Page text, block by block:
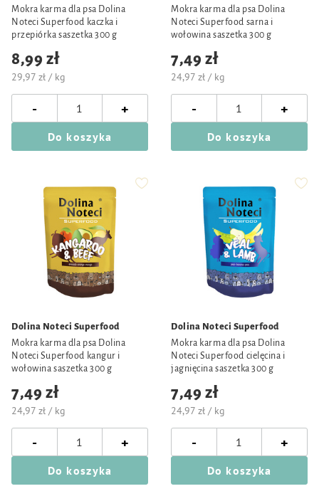
Mokra karma dla psa Dolina
Noteci Superfood kaczka i
przepiórka saszetka 300 g
8,99 zł
29,97 zł / kg
- +
Do koszyka
Mokra karma dla psa Dolina
Noteci Superfood sarna i
wołowina saszetka 300 g
7,49 zł
24,97 zł / kg
- +
Do koszyka
Dolina Noteci Superfood
Mokra karma dla psa Dolina
Noteci Superfood kangur i
wołowina saszetka 300 g
7,49 zł
24,97 zł / kg
- +
Do koszyka
Dolina Noteci Superfood
Mokra karma dla psa Dolina
Noteci Superfood cielęcina i
jagnięcina saszetka 300 g
7,49 zł
24,97 zł / kg
- +
Do koszyka